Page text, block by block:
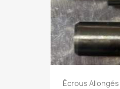
Écrous